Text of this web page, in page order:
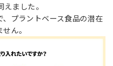
ました。
プラントベース食品の潜在
ん。